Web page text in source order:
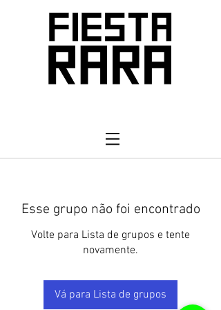
Esse grupo não foi encontrado
Volte para Lista de grupos e tente
novamente.
Vá para Lista de grupos